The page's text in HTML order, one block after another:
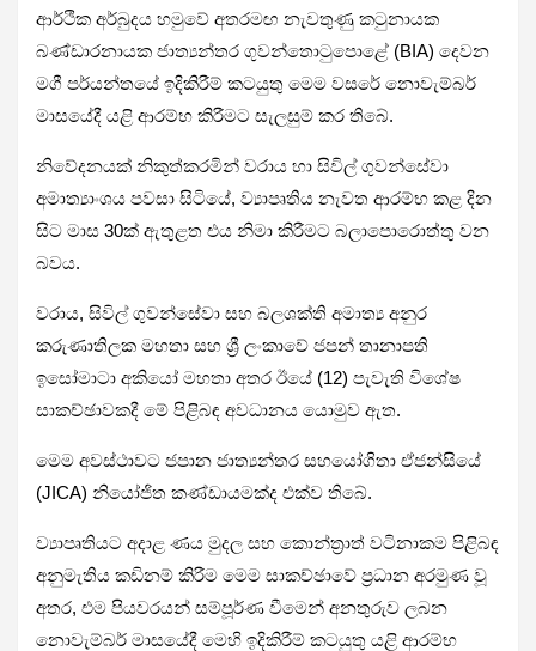
ආර්ථික අර්බුදය හමුවේ අතරමඟ නැවතුණු කටුනායක
බණ්ඩාරනායක ජාත්‍යන්තර ගුවන්තොටුපොළේ (BIA) දෙවන
මගී පර්යන්තයේ ඉදිකිරීම් කටයුතු මෙම වසරේ නොවැම්බර්
මාසයේදී යළි ආරම්භ කිරීමට සැලසුම් කර තිබේ.
නිවේදනයක් නිකුත්කරමින් වරාය හා සිවිල් ගුවන්සේවා
අමාත්‍යාංශය පවසා සිටියේ, ව්‍යාපෘතිය නැවත ආරම්භ කළ දින
සිට මාස 30ක් ඇතුළත එය නිමා කිරීමට බලාපොරොත්තු වන
බවය.
වරාය, සිවිල් ගුවන්සේවා සහ බලශක්ති අමාත්‍ය අනුර
කරුණාතිලක මහතා සහ ශ්‍රී ලංකාවේ ජපන් තානාපති
ඉසෝමාටා අකියෝ මහතා අතර ඊයේ (12) පැවැති විශේෂ
සාකච්ඡාවකදී මේ පිළිබඳ අවධානය යොමුව ඇත.
මෙම අවස්ථාවට ජපාන ජාත්‍යන්තර සහයෝගිතා ඒජන්සියේ
(JICA) නියෝජිත කණ්ඩායමක්ද එක්ව තිබේ.
ව්‍යාපෘතියට අදාළ ණය මුදල සහ කොන්ත්‍රාත් වටිනාකම පිළිබඳ
අනුමැතිය කඩිනම් කිරීම මෙම සාකච්ඡාවේ ප්‍රධාන අරමුණ වූ
අතර, එම පියවරයන් සම්පූර්ණ වීමෙන් අනතුරුව ලබන
නොවැම්බර් මාසයේදී මෙහි ඉදිකිරීම් කටයුතු යළි ආරම්භ